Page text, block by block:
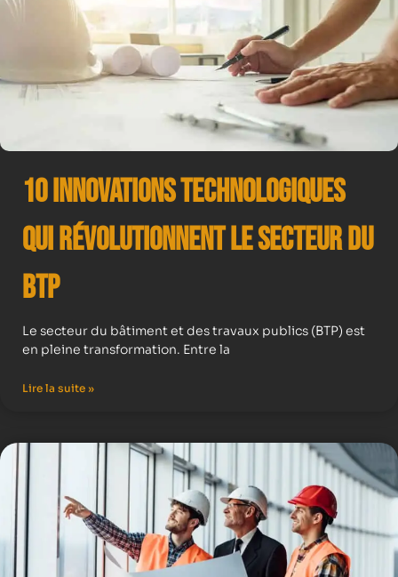
10 Innovations Technologiques
qui Révolutionnent le Secteur du
BTP
Le secteur du bâtiment et des travaux publics (BTP) est
en pleine transformation. Entre la
Lire la suite »